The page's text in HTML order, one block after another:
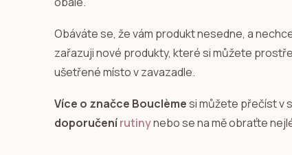
Obáváte se, že vám produkt nesedne, a
zařazuji nové produkty, které si můžete
ušetřené místo v zavazadle.
Více o značce Bouclèmesi můžete přečíst v
doporučenírutinynebo se na mě obraťte